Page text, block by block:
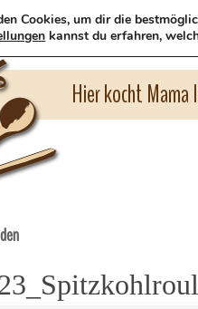
Hier kocht Mama
Cookies, um dir die
kannst du erfahren,